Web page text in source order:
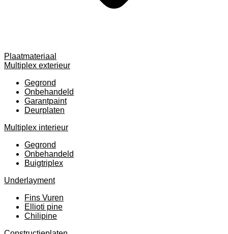
Plaatmateriaal
Multiplex exterieur
Gegrond
Onbehandeld
Garantpaint
Deurplaten
Multiplex interieur
Gegrond
Onbehandeld
Buigtriplex
Underlayment
Fins Vuren
Ellioti pine
Chilipine